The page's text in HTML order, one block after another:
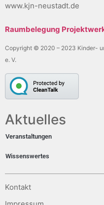
www.kjn-neustadt.de
Raumbelegung
Copyright © 2020 – 2023 Kinder-
e. V.
Aktuelles
Veranstaltungen
Wissenswertes
Kontakt